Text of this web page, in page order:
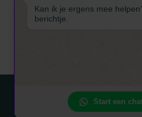
Wij zijn even met bouwvak!
tot en met 16 augustus is
17 augustus staan wij weer
uitgerust voor u klaar!
© 2026 Schuttingkampioen
Privacyverklaring Cookiebeleid
Kan ik je ergens mee
berichtje.
Start een